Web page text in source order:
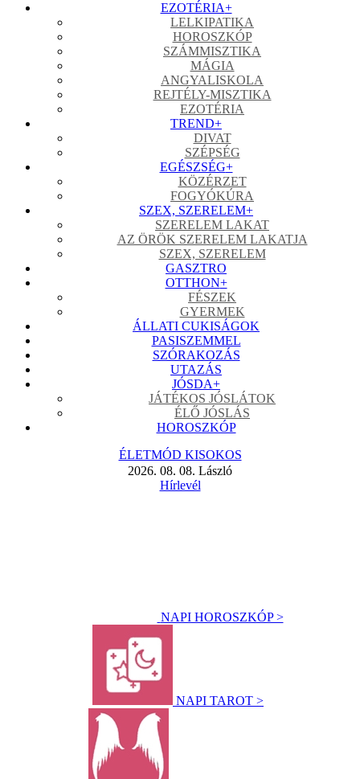
EZOTÉRIA+
LELKIPATIKA
HOROSZKÓP
SZÁMMISZTIKA
MÁGIA
ANGYALISKOLA
REJTÉLY-MISZTIKA
EZOTÉRIA
TREND+
DIVAT
SZÉPSÉG
EGÉSZSÉG+
KÖZÉRZET
FOGYÓKÚRA
SZEX, SZERELEM+
SZERELEM LAKAT
AZ ÖRÖK SZERELEM LAKATJA
SZEX, SZERELEM
GASZTRO
OTTHON+
FÉSZEK
GYERMEK
ÁLLATI CUKISÁGOK
PASISZEMMEL
SZÓRAKOZÁS
UTAZÁS
JÓSDA+
JÁTÉKOS JÓSLÁTOK
ÉLŐ JÓSLÁS
HOROSZKÓP
ÉLETMÓD KISOKOS
2026. 08. 08. László
Hírlevél
NAPI HOROSZKÓP >
NAPI TAROT >